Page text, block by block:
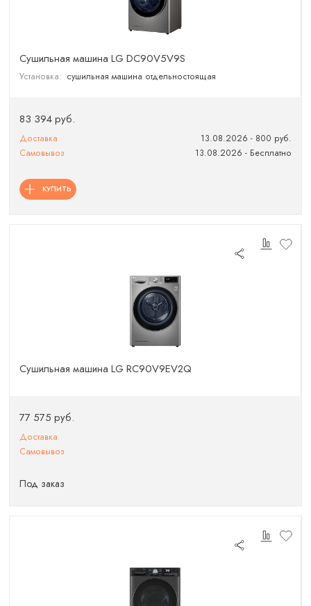
Сушильная машина LG DC90V5V9S
Установка: сушильная машина отдельностоящая
83 394 руб.
Доставка
13.08.2026 - 800 руб.
Самовывоз
13.08.2026 - Бесплатно
КУПИТЬ
Сушильная машина LG RC90V9EV2Q
77 575 руб.
Доставка
Самовывоз
Под заказ